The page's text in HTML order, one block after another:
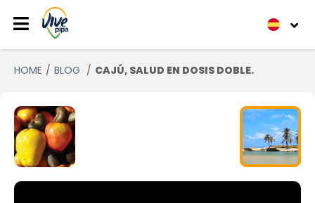
HOME BLOG CAJÚ, SALUD EN DOSIS DOBLE.